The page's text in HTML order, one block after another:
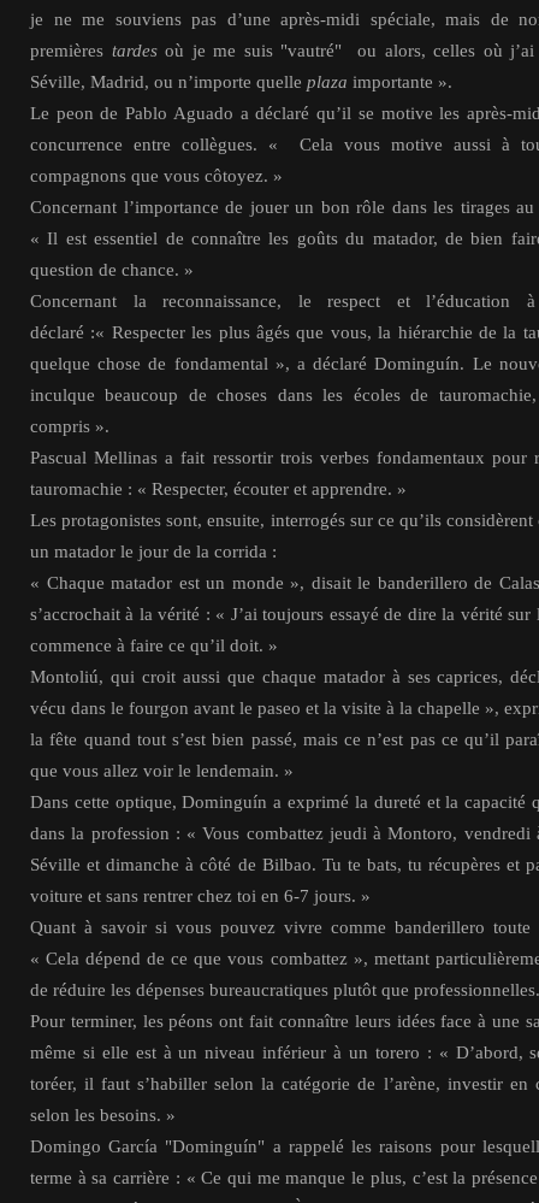
je ne me souviens pas d’une après-midi spéciale, mais de
premières tardesoù je me suis "vautré" ou alors, celles où
Séville, Madrid, ou n’importe quelle plaza importante ».
Le peon de Pablo Aguado a déclaré qu’il se motive les après-
concurrence entre collègues. « Cela vous motive aussi à
compagnons que vous côtoyez. »
Concernant l’importance de jouer un bon rôle dans les tirages
« Il est essentiel de connaître les goûts du matador, de bien
question de chance. »
Concernant la reconnaissance, le respect et
déclaré :« Respecter les plus âgés que vous, la hiérarchie de la
quelque chose de fondamental », a déclaré Dominguín. Le
inculque beaucoup de choses dans les écoles de
compris ».
Pascual Mellinas a fait ressortir trois verbes fondamentaux pour
tauromachie : « Respecter, écouter et apprendre. »
Les protagonistes sont, ensuite, interrogés sur ce qu’ils
un matador le jour de la corrida :
« Chaque matador est un monde », disait le banderillero de
s’accrochait à la vérité : « J’ai toujours essayé de dire la vérité
commence à faire ce qu’il doit. »
Montoliú, qui croit aussi que chaque matador à ses caprices,
vécu dans le fourgon avant le paseo et la visite à la chapelle »,
la fête quand tout s’est bien passé, mais ce n’est pas ce qu’il
que vous allez voir le lendemain. »
Dans cette optique, Dominguín a exprimé la dureté et la capacité
dans la profession : « Vous combattez jeudi à Montoro, vendredi
Séville et dimanche à côté de Bilbao. Tu te bats, tu récupères et
voiture et sans rentrer chez toi en 6-7 jours. »
Quant à savoir si vous pouvez vivre comme banderillero toute
« Cela dépend de ce que vous combattez », mettant
de réduire les dépenses bureaucratiques plutôt que professionnelles.
Pour terminer, les péons ont fait connaître leurs idées face à une
même si elle est à un niveau inférieur à un torero : « D’abord,
toréer, il faut s’habiller selon la catégorie de l’arène, investir
selon les besoins. »
Domingo García "Dominguín" a rappelé les raisons pour
terme à sa carrière : « Ce qui me manque le plus, c’est la